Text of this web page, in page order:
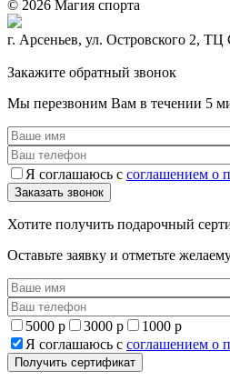
© 2026 Магия спорта
г. Арсеньев, ул. Островского 2,
Закажите обратный звонок
Мы перезвоним Вам в течении 5
Я соглашаюсь с соглашением о
Хотите получить подарочный
Оставьте заявку и отметьте
5000 р 3000 р
1000 р
Я соглашаюсь с соглашением о